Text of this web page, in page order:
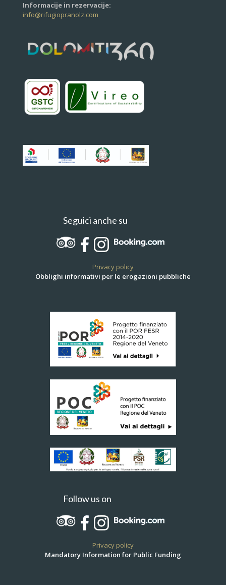
Informacije in rezervacije:
info@rifugiopranolz.com
Seguici anche su
Privacy policy
Obblighi informativi per le erogazioni pubbliche
Follow us on
Privacy policy
Mandatory Information for Public Funding